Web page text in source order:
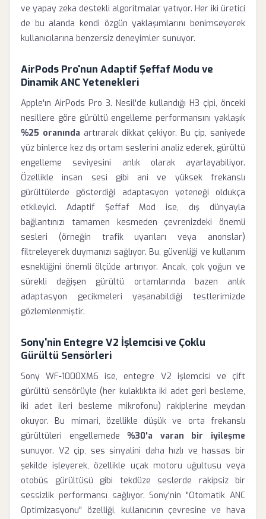
ve yapay zeka destekli algoritmalar yatıyor. Her iki üretici
de bu alanda kendi özgün yaklaşımlarını benimseyerek
kullanıcılarına benzersiz deneyimler sunuyor.
AirPods Pro'nun Adaptif Şeffaf Modu ve
Dinamik ANC Yetenekleri
Apple'ın AirPods Pro 3. Nesil'de kullandığı H3 çipi, önceki
nesillere göre gürültü engelleme performansını yaklaşık
%25 oranında artırarak dikkat çekiyor. Bu çip, saniyede
yüz binlerce kez dış ortam seslerini analiz ederek, gürültü
engelleme seviyesini anlık olarak ayarlayabiliyor.
Özellikle insan sesi gibi ani ve yüksek frekanslı
gürültülerde gösterdiği adaptasyon yeteneği oldukça
etkileyici. Adaptif Şeffaf Mod ise, dış dünyayla
bağlantınızı tamamen kesmeden çevrenizdeki önemli
sesleri (örneğin trafik uyarıları veya anonslar)
filtreleyerek duymanızı sağlıyor. Bu, güvenliği ve kullanım
esnekliğini önemli ölçüde artırıyor. Ancak, çok yoğun ve
sürekli değişen gürültü ortamlarında bazen anlık
adaptasyon gecikmeleri yaşanabildiği testlerimizde
gözlemlenmiştir.
Sony'nin Entegre V2 İşlemcisi ve Çoklu
Gürültü Sensörleri
Sony WF-1000XM6 ise, entegre V2 işlemcisi ve çift
gürültü sensörüyle (her kulaklıkta iki adet geri besleme,
iki adet ileri besleme mikrofonu) rakiplerine meydan
okuyor. Bu mimari, özellikle düşük ve orta frekanslı
gürültüleri engellemede%30'a varan bir iyileşme
sunuyor. V2 çip, ses sinyalini daha hızlı ve hassas bir
şekilde işleyerek, özellikle uçak motoru uğultusu veya
otobüs gürültüsü gibi tekdüze seslerde rakipsiz bir
sessizlik performansı sağlıyor. Sony'nin "Otomatik ANC
Optimizasyonu" özelliği, kullanıcının çevresine ve hava